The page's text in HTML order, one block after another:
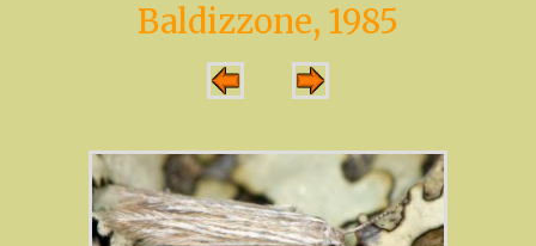
Baldizzone, 1985